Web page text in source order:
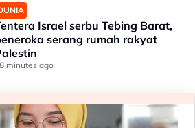
Israel serbu Tebing Barat,
serang rumah rakyat
minutes ago